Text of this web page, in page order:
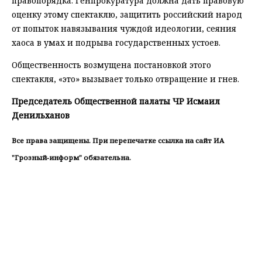
оценку этому спектаклю, защитить российский народ
от попыток навязывания чуждой идеологии, сеяния
хаоса в умах и подрыва государственных устоев.
Общественность возмущена постановкой этого
спектакля, «это» вызывает только отвращение и гнев.
Председатель Общественной палаты ЧР Исмаил
Денильханов
Все права защищены. При перепечатке ссылка на сайт ИА
"Грозный-информ" обязательна.